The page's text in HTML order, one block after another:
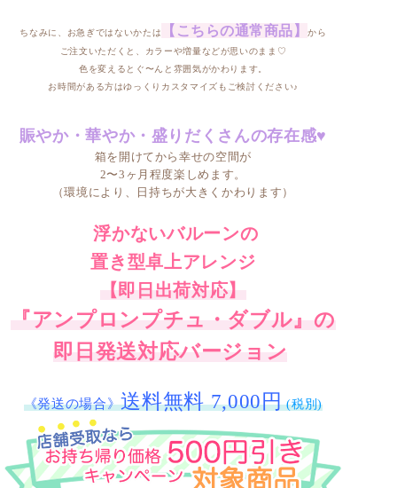
ちなみに、お急ぎではないかたは 【こちらの通常商品】から
ご注文いただくと、カラーや増量などが思いのまま♡
色を変えるとぐ〜んと雰囲気がかわります。
お時間がある方はゆっくりカスタマイズもご検討ください♪
賑やか・華やか・盛りだくさんの存在感♥
箱を開けてから幸せの空間が
2〜3ヶ月程度楽しめます。
（環境により、日持ちが大きくかわります）
浮かないバルーンの
置き型卓上アレンジ
【即日出荷対応】
『アンプロンプチュ・ダブル』の
即日発送対応バージョン
《発送の場合》送料無料 7,000円(税別)